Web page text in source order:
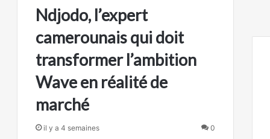
Ndjodo, l’expert
camerounais qui doit
transformer l’ambition
Wave en réalité de
marché
il y a 4 semaines 0